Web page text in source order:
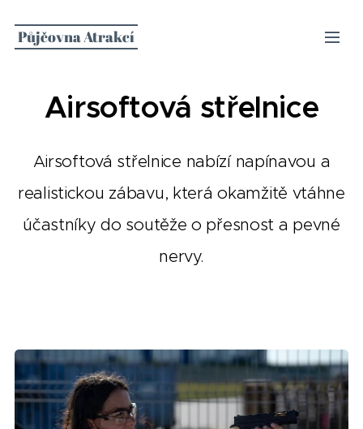
Půjčovna Atrakcí
Airsoftová střelnice
Airsoftová střelnice nabízí napínavou a
realistickou zábavu, která okamžitě vtáhne
účastníky do soutěže o přesnost a pevné
nervy.